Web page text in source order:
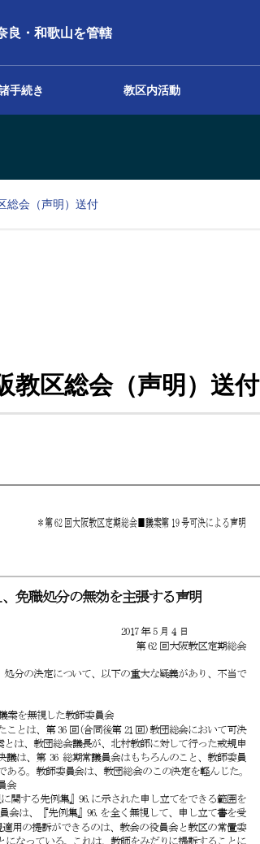
良・和歌山を管轄
手続き 教区内活動
報告・報告書
総会（声明）送付
教区総会（声明）送付